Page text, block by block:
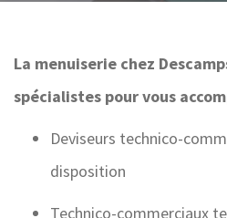
La menuiserie chez
spécialistes pour vous
Deviseurs technico-
disposition
Technico-commerciaux